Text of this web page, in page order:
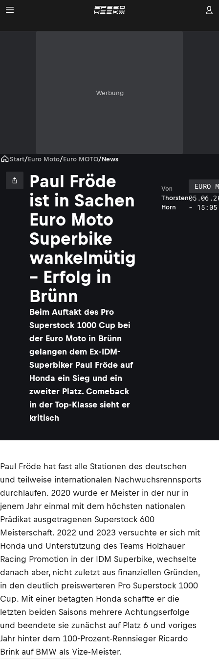
Werbung
Start/Euro Moto/Euro MOTO/News
Paul Fröde
ist in Sachen
Euro Moto
Superbike
wankelmütig
– Erfolg in
Brünn
Beim Auftakt des Pro
Superstock 1000 Cup bei
der Euro Moto in Brünn
gelangen dem Ex-IDM-
Superbiker Paul Fröde auf
Honda ein Sieg und ein
zweiter Platz. Comeback
in der Top-Klasse sieht er
kritisch
Thorsten
Horn
Von
EURO
- 15:05
Paul Fröde hat fast alle Stationen des deutschen
und teilweise internationalen Nachwuchsrennsports
durchlaufen. 2020 wurde er Meister in der nur in
jenem Jahr einmal mit dem höchsten nationalen
Prädikat ausgetragenen Superstock 600
Meisterschaft. 2022 und 2023 versuchte er sich mit
Honda und Unterstützung des Teams Holzhauer
Racing Promotion in der IDM Superbike, wechselte
danach aber, nicht zuletzt aus finanziellen Gründen,
in den deutlich preiswerteren Pro Superstock 1000
Cup. Mit einer betagten Honda schaffte er die
letzten beiden Saisons mehrere Achtungserfolge
und beendete sie zunächst auf Platz 6 und voriges
Jahr hinter dem 100-Prozent-Rennsieger Ricardo
Brink auf BMW als Vize-Meister.